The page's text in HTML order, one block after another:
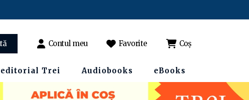
Contul meu Favorite Coș
Trei Audiobooks eBooks